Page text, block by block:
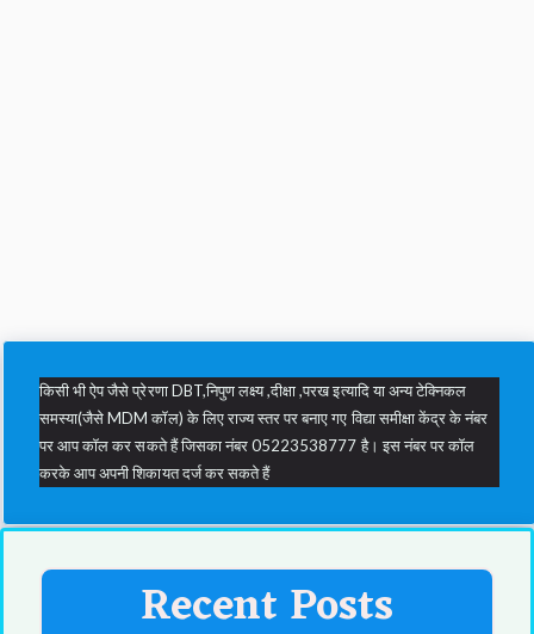
किसी भी ऐप जैसे प्रेरणा DBT,निपुण लक्ष्य ,दीक्षा ,परख इत्यादि या अन्य टेक्निकल
समस्या(जैसे MDM कॉल) के लिए राज्य स्तर पर बनाए गए विद्या समीक्षा केंद्र के नंबर
पर आप कॉल कर सकते हैं जिसका नंबर 05223538777 है। इस नंबर पर कॉल
करके आप अपनी शिकायत दर्ज कर सकते हैं
Recent Posts